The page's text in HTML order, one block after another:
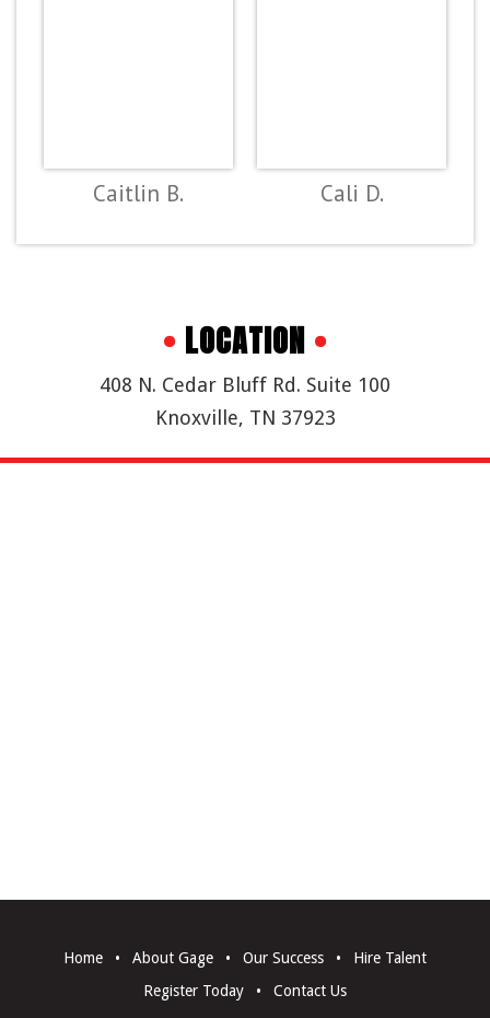
Caitlin B. Cali D.
• LOCATION •
408 N. Cedar Bluff Rd. Suite 100
Knoxville, TN 37923
Home • About Gage • Our Success •
Hire Talent
Register Today
• Contact Us